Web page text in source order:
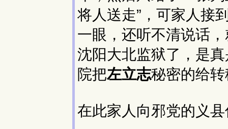
将人送走”，可家人接
一眼，还听不清说话
沈阳大北监狱了，是
院把左立志秘密的给
在此家人向邪党的义